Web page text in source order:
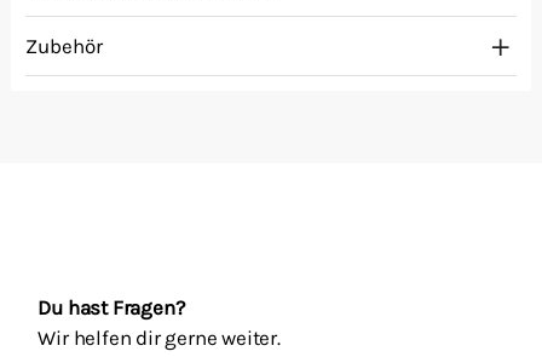
Zubehör
Du hast Fragen?
Wir helfen dir gerne weiter.